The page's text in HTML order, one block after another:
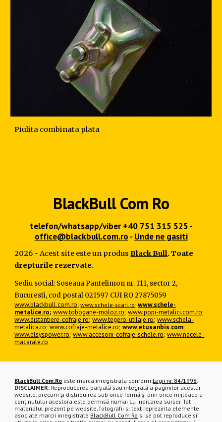
Piulita combinata plata
BlackBull Com Ro
telefon/whatsapp/viber +40 751 315 525 -
office@blackbull.com.ro - Unde ne gasiti
2026 - Acest site este un produsBlack Bull. Toate
drepturile rezervate.
Sediu social: Soseaua Pantelimon nr. 111, sector 2,
Bucuresti, cod postal 021597 CUI RO 27875059
www.blackbull.com.ro;www.schele-scari.ro;www.schele-
metalice.ro; www.tobogane-moloz.ro;www.popi-metalici.com.ro;
www.distantiere-cofraje.ro;www.tegero-utilaje.ro;www.schela-
metalica.ro;www.cofraje-metalice.ro;www.etusanbis.com;
www.elsyspower.ro;www.accesorii-cofraje-schele.ro;www.nacele-
macarale.ro
BlackBull.Com.Ro este marca inregistrata conform Legii nr. 84/1998.
DISCLAIMER: Reproducerea parţială sau integrală a paginilor acestui
website, precum şi distribuirea sub orice formă şi prin orice mijloace a
conţinutului acestora este permisă numai cu indicarea sursei. Tot
materialul prezent pe website, fotografii si text reprezinta elemente
asociate marcii inregistrate BlackBull Com Ro si se pot reproduce si